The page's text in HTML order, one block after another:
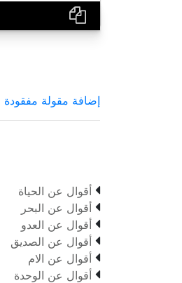
إضافة مقولة
 أقوال عن الحياة
 أقوال عن البحر
 أقوال عن العدو
 أقوال عن الصديق
 أقوال عن الام
 أقوال عن الوحدة